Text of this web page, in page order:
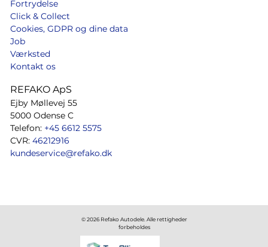
Fortrydelse
Click & Collect
Cookies, GDPR og dine data
Job
Værksted
Kontakt os
REFAKO ApS
Ejby Møllevej 55
5000 Odense C
Telefon: +45 6612 5575
CVR: 46212916
kundeservice@refako.dk
© 2026 Refako Autodele. Alle rettigheder
forbeholdes